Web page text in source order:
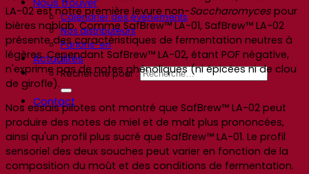
Calendrier des événements
Nos distributeurs
Parlons-en
Actualités
Recherche pour :
Contact
LA-02 est notre première levure non-Saccharomyces pour
bières nablab.CommeSafBrew™ LA-01, SafBrew™ LA-02
présente des caractéristiques de fermentation neutres à
légères. Cependant SafBrew™ LA-02, étant POF négative,
n'exprime pas de notes phénoliques (ni épicées ni de clou
de girofle).
Nos essais pilotes ont montré que SafBrew™ LA-02 peut
produire des notes de miel et de malt plus prononcées,
ainsi qu'un profil plus sucré que SafBrew™ LA-01. Le profil
sensoriel des deux souches peut varier en fonction de la
composition du moût et des conditions de fermentation.